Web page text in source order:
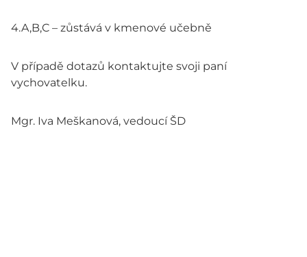
4.A,B,C – zůstává v kmenové učebně
V případě dotazů kontaktujte svoji paní
vychovatelku.
Mgr. Iva Meškanová, vedoucí ŠD